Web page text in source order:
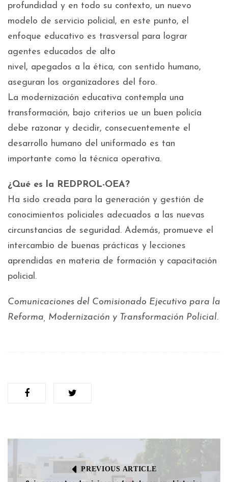
profundidad y en todo su contexto, un nuevo
modelo de servicio policial, en este punto, el
enfoque educativo es trasversal para lograr
agentes educados de alto
nivel, apegados a la ética, con sentido humano,
aseguran los organizadores del foro.
La modernización educativa contempla una
transformación, bajo criterios ue un buen policía
debe razonar y decidir, consecuentemente el
desarrollo humano del uniformado es tan
importante como la técnica operativa.
¿Qué es la REDPROL-OEA?
Ha sido creada para la generación y gestión de
conocimientos policiales adecuados a las nuevas
circunstancias de seguridad. Además, promueve el
intercambio de buenas prácticas y lecciones
aprendidas en materia de formación y capacitación
policial.
Comunicaciones del Comisionado Ejecutivo para la
Reforma, Modernización y Transformación Policial.
PREVIOUS ARTICLE